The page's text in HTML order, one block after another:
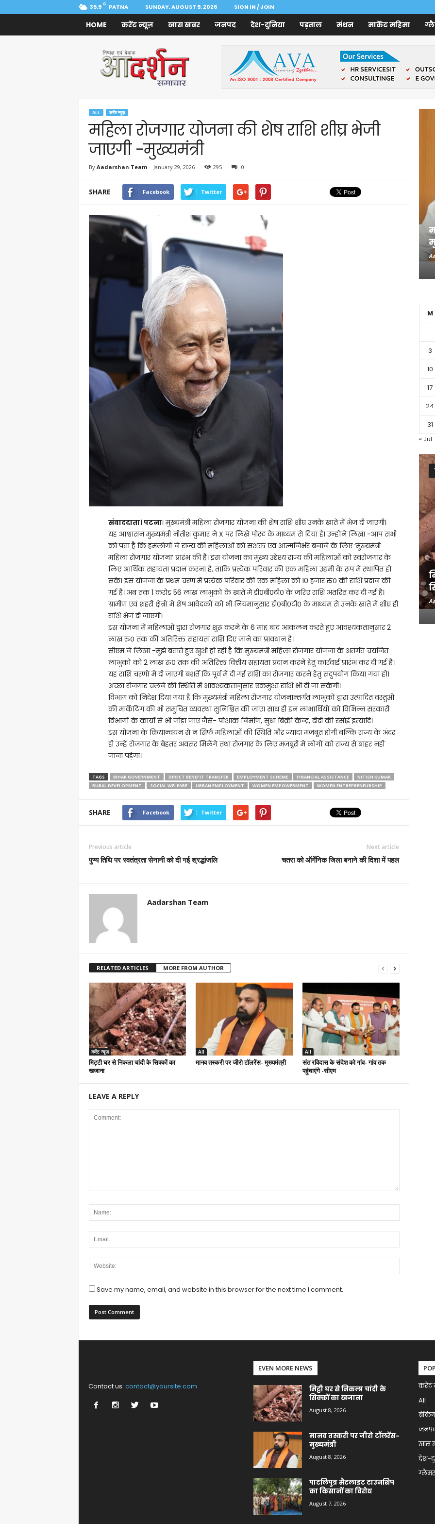
35.9 C PATNA SUNDAY, AUGUST 9, 2026 SIGN IN / JOIN
HOME करेंट न्यूज़ खास खबर जनपद देश-दुनिया पड़ताल मंथन मार्केट महिमा
Samachar
ALL करेंट न्यूज़
महिला रोजगार योजना की शेष राशि शीघ्र भेजी
जाएगी -मुख्यमंत्री
By Aadarshan Team- January 29, 2026 295 0
SHARE Facebook Twitter
संवाददाता। पटना। मुख्यमंत्री महिला रोजगार योजना की शेष राशि शीघ्र उनके खाते में भेज दी जाएगी।
यह आश्वासन मुख्यमंत्री नीतीश कुमार ने X पर लिखे पोस्ट के माध्यम से दिया है। उन्होंने लिखा -आप सभी
को पता है कि हमलोगों ने राज्य की महिलाओं को सशक्त एवं आत्मनिर्भर बनाने के लिए ‘मुख्यमंत्री
महिला रोजगार योजना’ प्रारंभ की है। इस योजना का मुख्य उद्देश्य राज्य की महिलाओं को स्वरोजगार के
लिए आर्थिक सहायता प्रदान करना है, ताकि प्रत्येक परिवार की एक महिला उद्यमी के रूप में स्थापित हो
सके। इस योजना के प्रथम चरण में प्रत्येक परिवार की एक महिला को 10 हजार रु० की राशि प्रदान की
गई है। अब तक 1 करोड़ 56 लाख लाभुकों के खाते में डी०बी०टी० के जरिए राशि अंतरित कर दी गई है।
ग्रामीण एवं शहरी क्षेत्रों में शेष आवेदकों को भी नियमानुसार डी०बी०टी० के माध्यम से उनके खाते में शीघ्र ही
राशि भेज दी जाएगी।
इस योजना में महिलाओं द्वारा रोजगार शुरू करने के 6 माह बाद आकलन करते हुए आवश्यकतानुसार 2
लाख रु० तक की अतिरिक्त सहायता राशि दिए जाने का प्रावधान है।
सीएम ने लिखा -मुझे बताते हुए खुशी हो रही है कि मुख्यमंत्री महिला रोजगार योजना के अंतर्गत चयनित
लाभुकों को 2 लाख रु० तक की अतिरिक्त वित्तीय सहायता प्रदान करने हेतु कार्रवाई प्रारंभ कर दी गई है।
यह राशि चरणों में दी जाएगी बशर्ते कि पूर्व में दी गई राशि का रोजगार करने हेतु सदुपयोग किया गया हो।
अच्छा रोजगार चलने की स्थिति में आवश्यकतानुसार एकमुश्त राशि भी दी जा सकेगी।
विभाग को निदेश दिया गया है कि मुख्यमंत्री महिला रोजगार योजनान्तर्गत लाभुकों द्वारा उत्पादित वस्तुओं
की मार्केंटिग की भी समुचित व्यवस्था सुनिश्चित की जाए। साथ ही इन लाभार्थियों को विभिन्न सरकारी
विभागों के कार्यों से भी जोड़ा जाए जैसे- पोशाक निर्माण, सुधा बिक्री केन्द्र, दीदी की रसोई इत्यादि।
इस योजना के क्रियान्वयन से न सिर्फ महिलाओं की स्थिति और ज्यादा मजबूत होगी बल्कि राज्य के अंदर
ही उन्हें रोजगार के बेहतर अवसर मिलेंगे तथा रोजगार के लिए मजबूरी में लोगों को राज्य से बाहर नहीं
जाना पड़ेगा।
TAGS BIHAR GOVERNMENT DIRECT BENEFIT TRANSFER EMPLOYMENT SCHEME FINANCIAL ASSISTANCE
NITISH KUMAR
RURAL DEVELOPMENT
SOCIAL WELFARE URBAN EMPLOYMENT WOMEN EMPOWERMENT WOMEN ENTREPRENEURSHIP
SHARE Facebook Twitter
Previous article
पुण्य तिथि पर स्वतंत्रता सेनानी को दी गई श्रद्धांजलि
Next article
चतरा को ऑर्गेनिक जिला बनाने की दिशा में पहल
Aadarshan Team
RELATED ARTICLES MORE FROM AUTHOR
करेंट न्यूज़
मिट्टी घर से निकला चांदी के सिक्कों का
खजाना
All
मानव तस्करी पर जीरो टॉलरेंस- मुख्यमंत्री
All
संत रविदास के संदेश को गांव- गांव तक
पहुंचाएंगे -सीएम
LEAVE A REPLY
Save my name, email, and website in this browser for the next time I comment.
M
3
10
17
24
31
« Jul
Contact us: contact@yoursite.com
EVEN MORE NEWS
मिट्टी घर से निकला चांदी के
सिक्कों का खजाना
August 8, 2026
मानव तस्करी पर जीरो टॉलरेंस-
मुख्यमंत्री
August 8, 2026
पाटलिपुत्र सैटलाइट टाउनशिप
का किसानों का विरोध
August 7, 2026
करेंट
All
खास
देश-
ग्लैमर